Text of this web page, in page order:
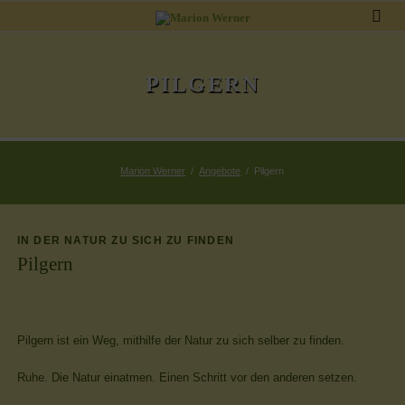
PILGERN
Marion Werner Angebote Pilgern
IN DER NATUR ZU SICH ZU FINDEN
Pilgern
Pilgern ist ein Weg, mithilfe der Natur zu sich selber zu finden.
Ruhe. Die Natur einatmen. Einen Schritt vor den anderen setzen.